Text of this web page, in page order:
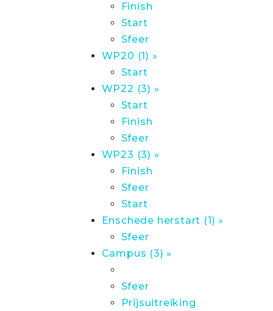
Finish
Start
Sfeer
WP20 (1) »
Start
WP22 (3) »
Start
Finish
Sfeer
WP23 (3) »
Finish
Sfeer
Start
Enschede herstart (1) »
Sfeer
Campus (3) »
Sfeer
Prijsuitreiking